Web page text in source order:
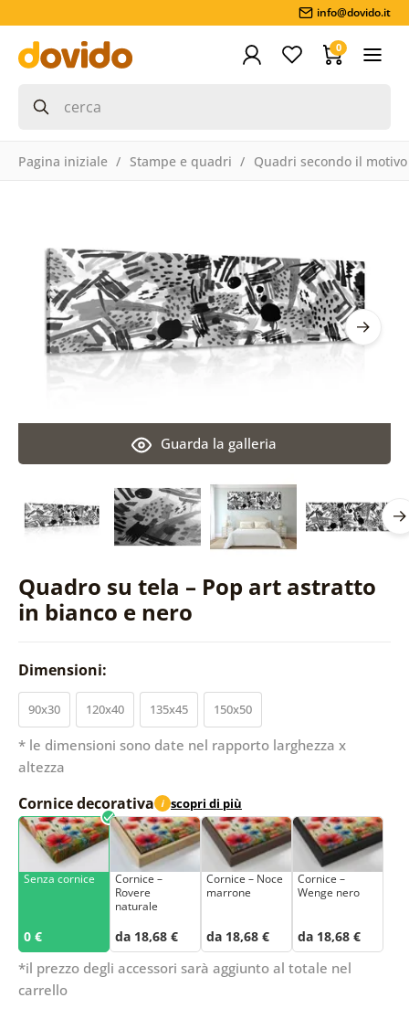
info@dovido.it
0
Pagina iniziale Stampe e quadri Quadri secondo il motivo
Quadro su tela – Pop art astratto
in bianco e nero
Guarda la galleria
Dimensioni:
90x30 120x40 135x45 150x50
* le dimensioni sono date nel rapporto larghezza x
altezza
Cornice decorativa i scopri di più
Senza cornice
0 €
Cornice –
Rovere
naturale
da 18,68 €
Cornice – Noce
marrone
da 18,68 €
Cornice –
Wenge nero
da 18,68 €
*il prezzo degli accessori sarà aggiunto al totale nel
carrello